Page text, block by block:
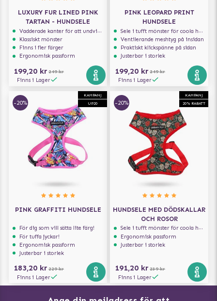
LUXURY FUR LINED PINK
TARTAN - HUNDSELE
Vadderade kanter för att undvika skav
Klassiskt mönster
Finns i fler färger
Ergonomisk passform
199,20 kr 249 kr
Finns i Lager
PINK LEOPARD PRINT
HUNDSELE
Sele i tufft mönster för coola hundar
Ventilerande meshtyg på insidan
Praktiskt klickspänne på sidan
Justerbar i storlek
199,20 kr 249 kr
Finns i Lager
KAMPANJ
UP20
-20%
PINK GRAFFITI HUNDSELE
För dig som vill sätta lite färg!
För tuffa jyckar!
Ergonomisk passform
Justerbar i storlek
183,20 kr 229 kr
Finns i Lager
KAMPANJ
20% RABATT
-20%
HUNDSELE MED DÖDSKALLAR
OCH ROSOR
Sele i tufft mönster för coola hundar
Ergonomisk passform
Justerbar i storlek
191,20 kr 239 kr
Finns i Lager